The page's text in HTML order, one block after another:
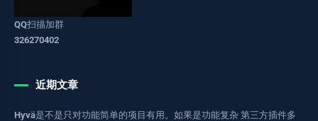
QQ扫描加群
326270402
近期文章
Hyvä是不是只对功能简单的项目有用。如果是功能复杂 第三方插件多